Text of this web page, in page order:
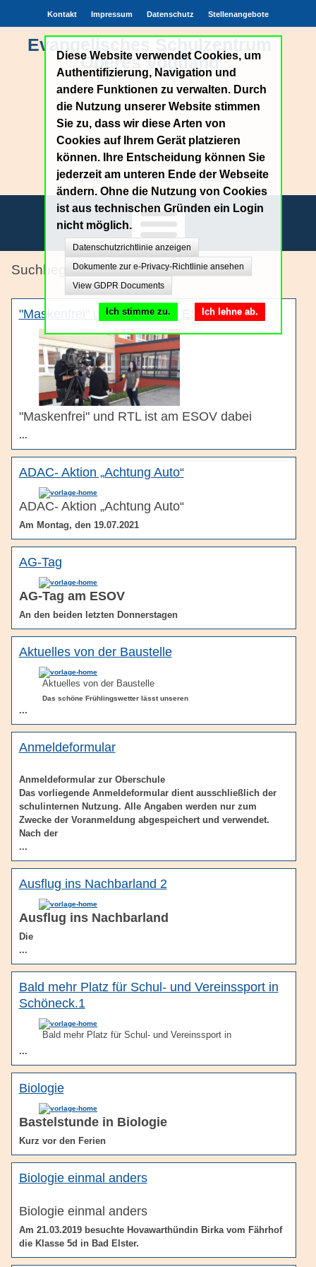
Evangelisches Schulzentrum
Oberes Vogtland
Achtung.Echtheit.Verantwortung.Zutrauen
Kontakt Impressum Datenschutz Stellenangebote
Unsere Schule
Bildungsangebote
Schulgemeinschaft
Schulorganisation
Oberschule
"Maskenfrei" und RTL ist am ESOV dabei
"Maskenfrei" und RTL ist am ESOV dabei
...
ADAC- Aktion „Achtung Auto“
ADAC- Aktion „Achtung Auto“
Am Montag, den 19.07.2021
AG-Tag
AG-Tag am ESOV
An den beiden letzten Donnerstagen
Aktuelles von der Baustelle
Aktuelles von der Baustelle
Das schöne Frühlingswetter lässt unseren
...
Anmeldeformular
Anmeldeformular zur Oberschule
Das vorliegende Anmeldeformular dient ausschließlich der
schulinternen Nutzung. Alle Angaben werden nur zum
Zwecke der Voranmeldung abgespeichert und verwendet.
Nach der
...
Ausflug ins Nachbarland 2
Ausflug ins Nachbarland
Die
...
Bald mehr Platz für Schul- und Vereinssport in
Schöneck.1
Bald mehr Platz für Schul- und Vereinssport in
...
Biologie
Bastelstunde in Biologie
Kurz vor den Ferien
Biologie einmal anders
Biologie einmal anders
Am 21.03.2019 besuchte Hovawarthündin Birka vom Fährhof
die Klasse 5d in Bad Elster.
Diese Website verwendet Cookies, um
Authentifizierung, Navigation und
andere Funktionen zu verwalten. Durch
die Nutzung unserer Website stimmen
Sie zu, dass wir diese Arten von
Cookies auf Ihrem Gerät platzieren
können. Ihre Entscheidung können Sie
jederzeit am unteren Ende der Webseite
ändern. Ohne die Nutzung von Cookies
ist aus technischen Gründen ein Login
nicht möglich.
Datenschutzrichtlinie anzeigen
Dokumente zur e-Privacy-Richtlinie ansehen
View GDPR Documents
Ich lehne ab.
Ich stimme zu.